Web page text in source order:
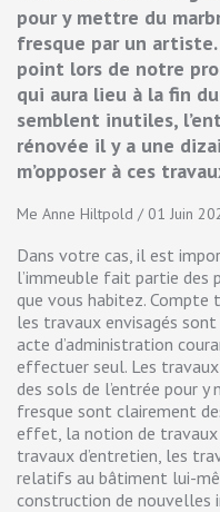
pour y mettre du
fresque par un
point lors de notre
qui aura lieu à la fin
semblent inutiles,
rénovée il y a une
m’opposer à ces
Me Anne Hiltpold / 01 Juin
Dans votre cas, il est
l’immeuble fait partie des
que vous habitez.
les travaux envisagés
acte d’administration
effectuer seul. Les
des sols de l’entrée pour y
fresque sont clairement
effet, la notion de
travaux d’entretien, les
relatifs au bâtiment lui-
construction de nouvelles